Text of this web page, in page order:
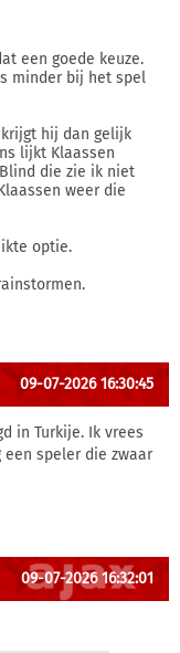
een goede keuze.
minder bij het spel
hij dan gelijk
lijkt Klaassen
die zie ik niet
weer die
optie.
09-07-2026 16:30:45
in Turkije. Ik vrees
speler die zwaar
09-07-2026 16:32:01